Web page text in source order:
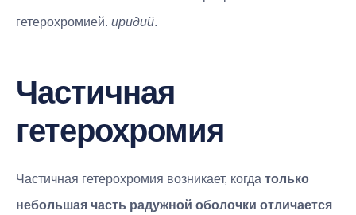
гетерохромией. иридий.
Частичная
гетерохромия
Частичная гетерохромия возникает, когда только
небольшая часть радужной оболочки отличается